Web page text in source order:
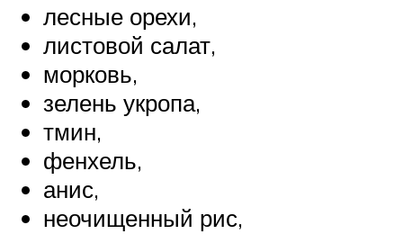
лесные орехи,
листовой салат,
морковь,
зелень укропа,
тмин,
фенхель,
анис,
неочищенный рис,